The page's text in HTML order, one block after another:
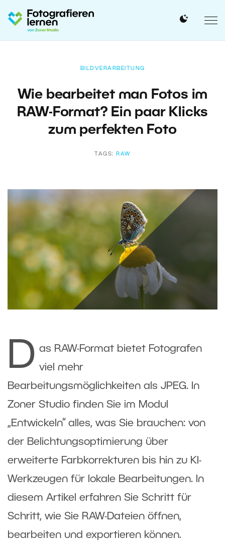
BILDVERARBEITUNG
Wie bearbeitet man Fotos im
RAW-Format? Ein paar Klicks
zum perfekten Foto
TAGS: RAW
D as RAW-Format bietet Fotografen
viel mehr
Bearbeitungsmöglichkeiten als JPEG. In
Zoner Studio finden Sie im Modul
„Entwickeln“ alles, was Sie brauchen: von
der Belichtungsoptimierung über
erweiterte Farbkorrekturen bis hin zu KI-
Werkzeugen für lokale Bearbeitungen. In
diesem Artikel erfahren Sie Schritt für
Schritt, wie Sie RAW-Dateien öffnen,
bearbeiten und exportieren können.